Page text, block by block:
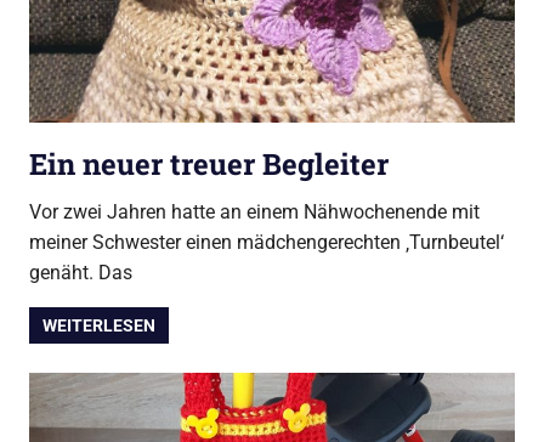
Ein neuer treuer Begleiter
Vor zwei Jahren hatte an einem Nähwochenende mit
meiner Schwester einen mädchengerechten ‚Turnbeutel‘
genäht. Das
WEITERLESEN